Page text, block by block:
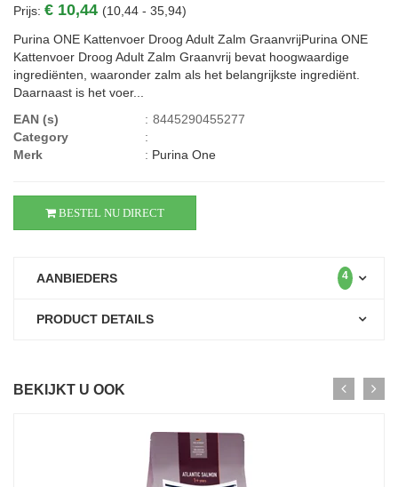
Prijs: € 10,44 (10,44 - 35,94)
Purina ONE Kattenvoer Droog Adult Zalm GraanvrijPurina ONE
Kattenvoer Droog Adult Zalm Graanvrij bevat hoogwaardige
ingrediënten, waaronder zalm als het belangrijkste ingrediënt.
Daarnaast is het voer...
EAN (s)
: 8445290455277
Category
:
Merk
: Purina One
BESTEL NU DIRECT
AANBIEDERS 4
PRODUCT DETAILS
BEKIJKT U OOK